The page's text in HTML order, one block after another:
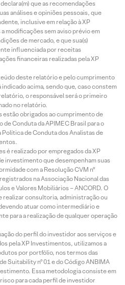
que as recomendações
análises e opiniões pessoais, que
inclusive em relação à XP
modificações sem aviso prévio em
de mercado, e que sua(s)
influenciada por receitas
financeiras realizadas pela XP
deste relatório e pelo cumprimento
indicado acima, sendo que, caso constem
o responsável será o primeiro
no relatório.
estão obrigados ao cumprimento de
Conduta da APIMEC Brasil para o
de Conduta dos Analistas de
é realizado por empregados da XP
investimento que desempenham suas
com a Resolução CVM nº
na Associação Nacional das
e Valores Mobiliários – ANCORD. O
realizar consultoria, administração ou
atuar como intermediário e
para a realização de qualquer operação
do perfil do investidor aos serviços e
pela XP Investimentos, utilizamos a
por portfólio, nos termos das
Suitability nº 01 e do Código ANBIMA
Essa metodologia consiste em
para cada perfil de investidor